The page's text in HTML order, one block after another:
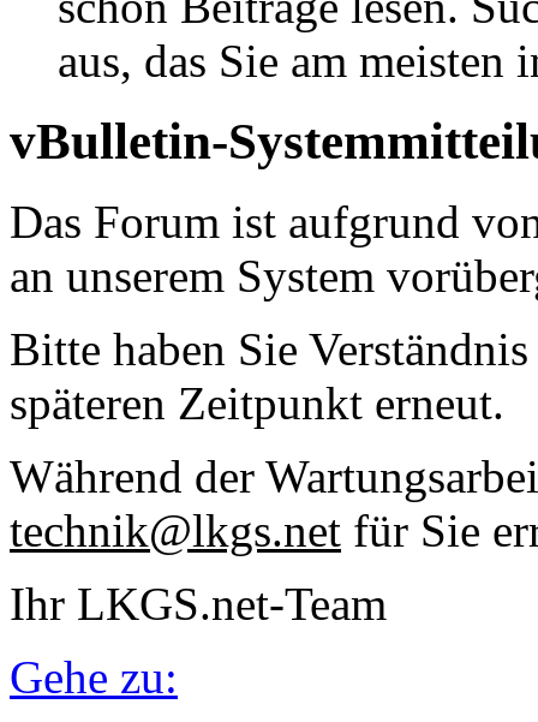
aus, das Sie am meisten
vBulletin-
Das Forum ist aufgrund
an unserem System
Bitte haben Sie
späteren Zeitpunkt erneut.
Während der
technik@lkgs.net für Sie
Ihr LKGS.net-Team
Gehe zu: